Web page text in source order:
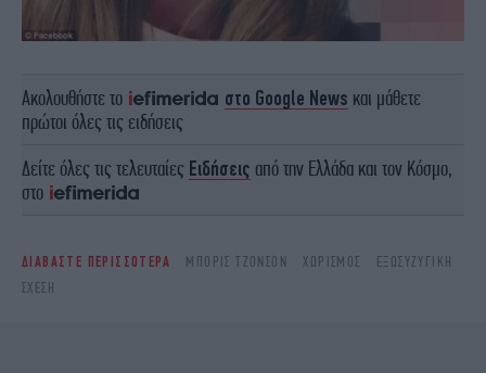
Ακολουθήστε το στο Google News και μάθετε
πρώτοι όλες τις ειδήσεις
Δείτε όλες τις τελευταίες Ειδήσεις από την Ελλάδα και τον Κόσμο,
στο
ΔΙΑΒΑΣΤΕ ΠΕΡΙΣΣΟΤΕΡΑ ΜΠΌΡΙΣ ΤΖΟΝΣΟΝ ΧΩΡΙΣΜΌΣ
ΕΞΩΣΥΖΥΓΙΚΉ
ΣΧΈΣΗ